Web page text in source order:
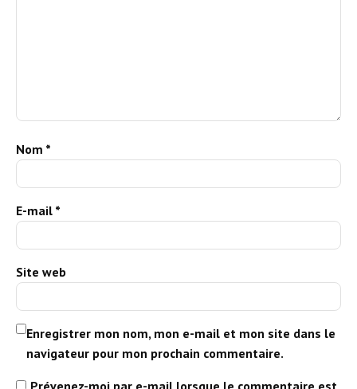
Nom *
E-mail *
Site web
Enregistrer mon nom, mon e-mail et mon site dans le
navigateur pour mon prochain commentaire.